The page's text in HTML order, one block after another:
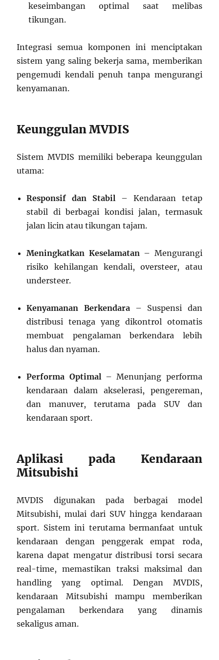
keseimbangan optimal saat melibas
tikungan.
Integrasi semua komponen ini menciptakan
sistem yang saling bekerja sama, memberikan
pengemudi kendali penuh tanpa mengurangi
kenyamanan.
Keunggulan MVDIS
Sistem MVDIS memiliki beberapa keunggulan
utama:
Responsif dan Stabil – Kendaraan tetap
stabil di berbagai kondisi jalan, termasuk
jalan licin atau tikungan tajam.
Meningkatkan Keselamatan – Mengurangi
risiko kehilangan kendali, oversteer, atau
understeer.
Kenyamanan Berkendara – Suspensi dan
distribusi tenaga yang dikontrol otomatis
membuat pengalaman berkendara lebih
halus dan nyaman.
Performa Optimal – Menunjang performa
kendaraan dalam akselerasi, pengereman,
dan manuver, terutama pada SUV dan
kendaraan sport.
Aplikasi pada Kendaraan
Mitsubishi
MVDIS digunakan pada berbagai model
Mitsubishi, mulai dari SUV hingga kendaraan
sport. Sistem ini terutama bermanfaat untuk
kendaraan dengan penggerak empat roda,
karena dapat mengatur distribusi torsi secara
real-time, memastikan traksi maksimal dan
handling yang optimal. Dengan MVDIS,
kendaraan Mitsubishi mampu memberikan
pengalaman berkendara yang dinamis
sekaligus aman.